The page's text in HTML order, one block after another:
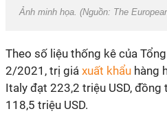
Ảnh minh họa. (Nguồn: The
Theo số liệu thống kê của
2/2021, trị giá xuất khẩu hàng
Italy đạt 223,2 triệu USD,
118,5 triệu USD.